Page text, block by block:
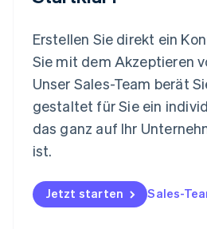
Erstellen Sie direkt ein
Sie mit dem Akzeptieren
Unser Sales-Team berät
gestaltet für Sie ein
das ganz auf Ihr
ist.
Jetzt starten Sales-
Español English
Neuseeland
English
Niederlande
Norwegen
English
Polen
English
Portugal